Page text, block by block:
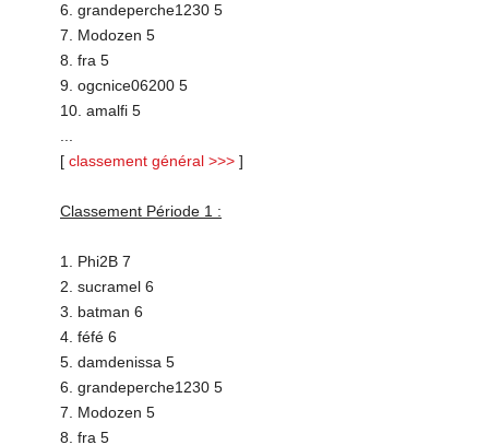
6. grandeperche1230 5
7. Modozen 5
8. fra 5
9. ogcnice06200 5
10. amalfi 5
[ classement général >>> ]
Classement Période 1 :
1. Phi2B 7
2. sucramel 6
3. batman 6
4. féfé 6
5. damdenissa 5
6. grandeperche1230 5
7. Modozen 5
8. fra 5